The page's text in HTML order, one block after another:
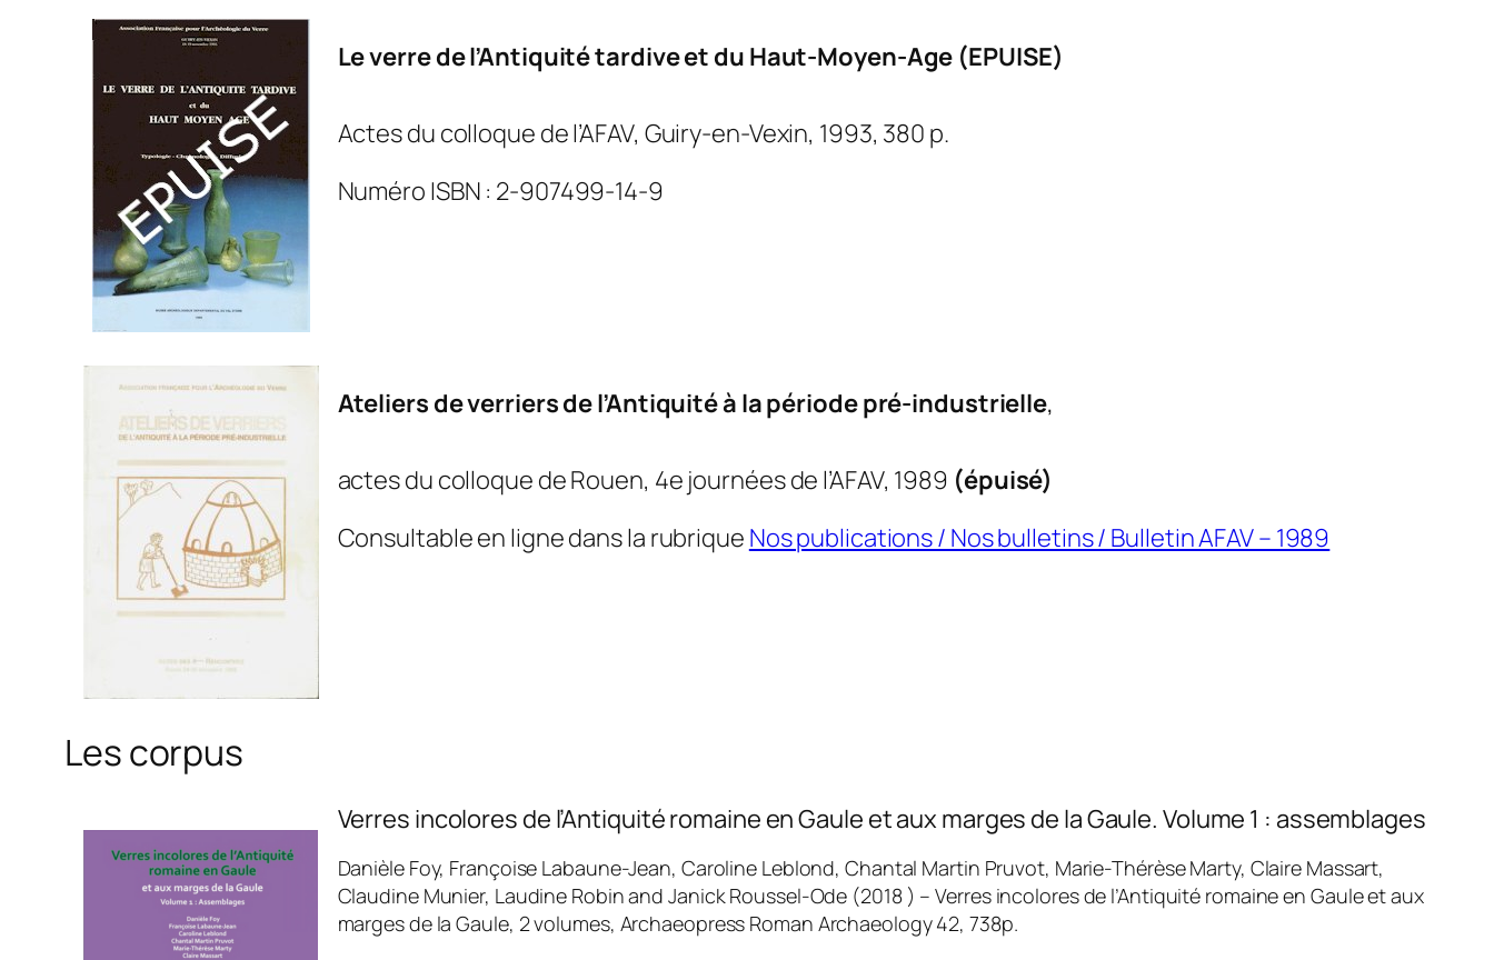
Le verre de l’Antiquité tardive et du Haut-Moyen-Age (EPUISE)
Actes du colloque de l’AFAV, Guiry-en-Vexin, 1993, 380 p.
Numéro ISBN : 2-907499-14-9
Ateliers de verriers de l’Antiquité à la période pré-industrielle,
actes du colloque de Rouen, 4e journées de l’AFAV, 1989 (épuisé)
Consultable en ligne dans la rubrique Nos publications / Nos bulletins / Bulletin AFAV – 1989
Les corpus
Verres incolores de l’Antiquité romaine en Gaule et aux marges de la Gaule. Volume 1 : assemblages
Danièle Foy, Françoise Labaune-Jean, Caroline Leblond, Chantal Martin Pruvot, Marie-Thérèse Marty, Claire Massart,
Claudine Munier, Laudine Robin and Janick Roussel-Ode (2018 ) –Verres incolores de l’Antiquité romaine en Gaule et aux
marges de la Gaule, 2 volumes, Archaeopress Roman Archaeology 42, 738p.